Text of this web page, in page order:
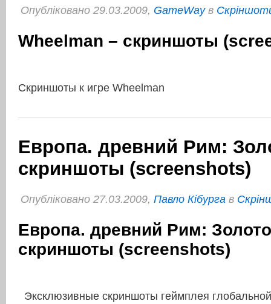
Опубліковано 29.03.2009, GameWayв
Wheelman – скриншоты
Скриншоты к игре Wheelman
Европа. древний Рим:
скриншоты (screenshots)
Опубліковано 27.03.2009, Павло Кібурга в
Европа. древний Рим:
скриншоты (screenshots)
Эксклюзивные скриншоты геймплея